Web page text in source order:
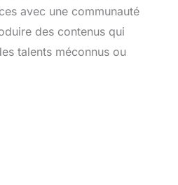
avec une communauté
des contenus qui
talents méconnus ou